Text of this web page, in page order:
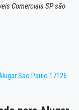
Comerciais SP são